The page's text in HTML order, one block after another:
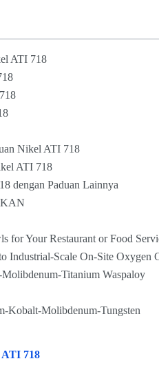
ATI 718
Nikel ATI 718
ATI 718
dengan Paduan Lainnya
for Your Restaurant or Food
Industrial-Scale On-Site Oxygen
Titanium Waspaloy
Kobalt-Molibdenum-Tungsten
718